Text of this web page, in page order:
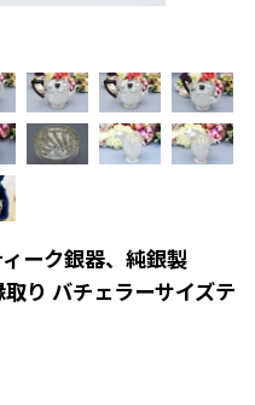
ーク銀器、純銀製
り バチェラーサイズテ